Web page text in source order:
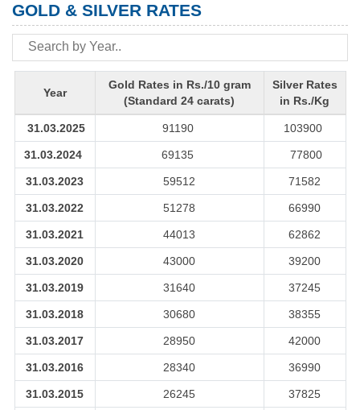
GOLD & SILVER RATES
Year
Gold Rates in Rs./10 gram
(Standard 24 carats)
Silver Rates
in Rs./Kg
31.03.2025 91190 103900
31.03.2024 69135 77800
31.03.2023 59512 71582
31.03.2022 51278 66990
31.03.2021 44013 62862
31.03.2020 43000 39200
31.03.2019 31640 37245
31.03.2018 30680 38355
31.03.2017 28950 42000
31.03.2016 28340 36990
31.03.2015 26245 37825